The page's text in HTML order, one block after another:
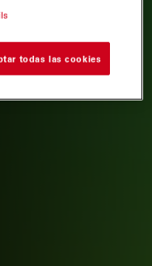
todas las cookies